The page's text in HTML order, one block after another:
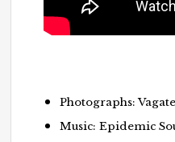
Photographs:
Music: Epidemic